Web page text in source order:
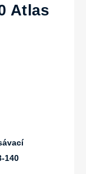
Atlas
140